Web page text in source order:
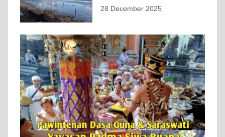
28 December 2025